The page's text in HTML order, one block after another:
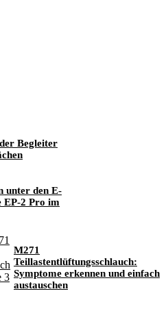
Begleiter
unter den E-
EP-2 Pro im
M271
Teillastentlüftungsschlauch:
Symptome erkennen und einfach
austauschen